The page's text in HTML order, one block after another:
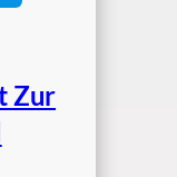
Zur